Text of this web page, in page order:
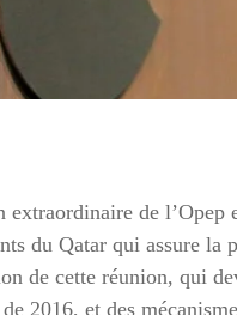
de l’Opep
du Qatar qui assure la
de cette réunion, qui
2016, et des